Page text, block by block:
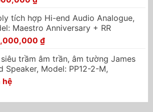
tích hợp Hi-end Audio Analogue,
Maestro Anniversary + RR
₫
trầm âm trần, âm tường James
Speaker, Model: PP12-2-M,
hệ